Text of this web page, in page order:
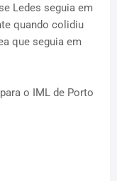
Ledes seguia em
quando colidiu
que seguia em
o IML de Porto